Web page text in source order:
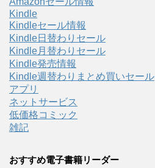
Kindle
Kindleセール情報
Kindle日替わりセール
Kindle月替わりセール
Kindle発売情報
Kindle週替わりまとめ買いセール
アプリ
ネットサービス
低価格コミック
雑記
おすすめ電子書籍リーダー